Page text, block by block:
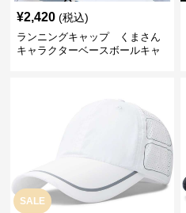
¥2,420 (税込)
ランニングキャップ くまさん
キャラクターベースボールキャ
SALE